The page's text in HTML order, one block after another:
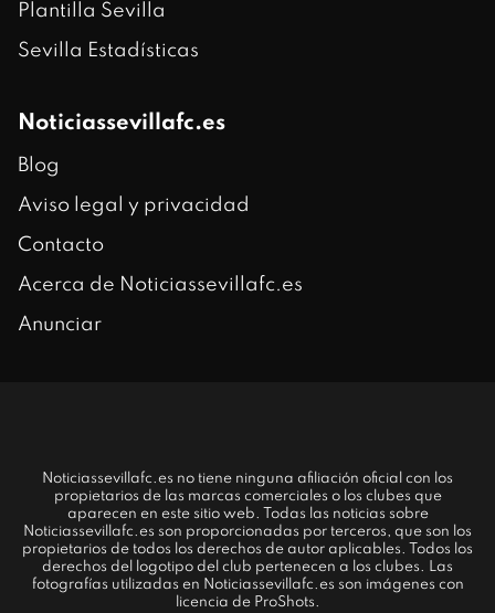
Plantilla Sevilla
Sevilla Estadísticas
Noticiassevillafc.es
Blog
Aviso legal y privacidad
Contacto
Acerca de Noticiassevillafc.es
Anunciar
Noticiassevillafc.es no tiene ninguna afiliación oficial con los
propietarios de las marcas comerciales o los clubes que
aparecen en este sitio web. Todas las noticias sobre
Noticiassevillafc.es son proporcionadas por terceros, que son los
propietarios de todos los derechos de autor aplicables. Todos los
derechos del logotipo del club pertenecen a los clubes. Las
fotografías utilizadas en Noticiassevillafc.es son imágenes con
licencia de ProShots.